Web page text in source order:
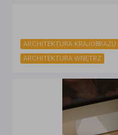
ARCHITEKTURA KRAJOBRAZU
ARCHITEKTURA WNĘTRZ